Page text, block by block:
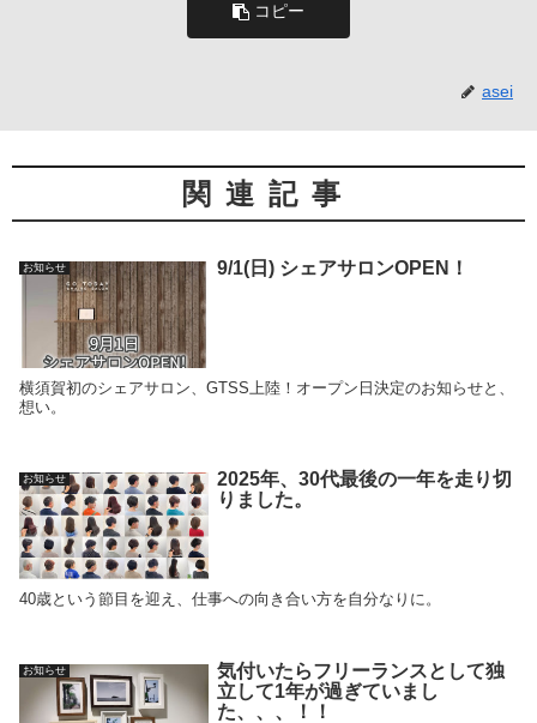
コピー
asei
関連記事
お知らせ 9/1(日) シェアサロンOPEN！
横須賀初のシェアサロン、GTSS上陸！オープン日決定のお知らせと、
想い。
お知らせ
2025年、30代最後の一年を走り切
りました。
40歳という節目を迎え、仕事への向き合い方を自分なりに。
お知らせ
気付いたらフリーランスとして独
立して1年が過ぎていまし
た、、、！！